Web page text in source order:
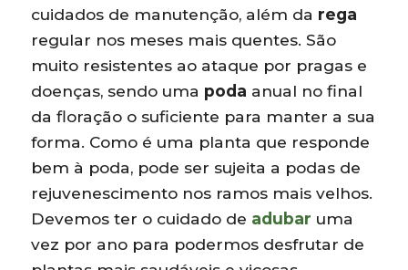
cuidados de manutenção, além da rega
regular nos meses mais quentes. São
muito resistentes ao ataque por pragas e
doenças, sendo uma poda anual no final
da floração o suficiente para manter a sua
forma. Como é uma planta que responde
bem à poda, pode ser sujeita a podas de
rejuvenescimento nos ramos mais velhos.
Devemos ter o cuidado de adubar uma
vez por ano para podermos desfrutar de